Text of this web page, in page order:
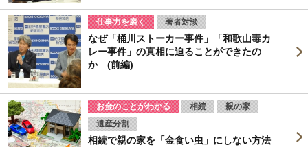
仕事力を磨く 著者対談
なぜ「桶川ストーカー事件」「和歌山毒カ
レー事件」の真相に迫ることができたの
か (前編)
お金のことがわかる 相続
親の家
遺産分割
相続で親の家を「金食い虫」にしない方法